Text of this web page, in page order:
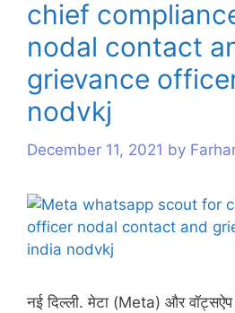
chief
nodal contact
grievance
nodvkj
December 11, 2021 by
नई दिल्ली. मेटा (Meta) और
s